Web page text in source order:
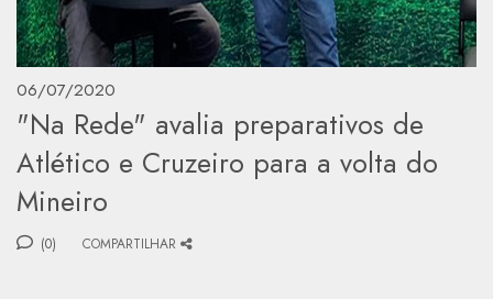
06/07/2020
"Na Rede" avalia preparativos de
Atlético e Cruzeiro para a volta do
Mineiro
(0) COMPARTILHAR